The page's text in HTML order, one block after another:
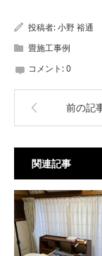
投稿者:小野 裕通
畳施工事例
コメント:0
前の記
関連記事